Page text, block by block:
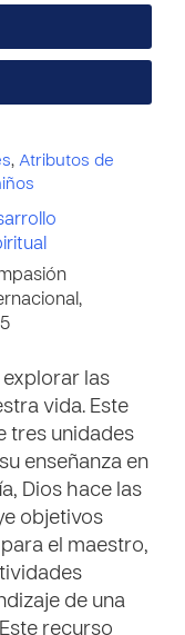
, Atributos de
explorar las
vida. Este
tres unidades
enseñanza en
Dios hace las
objetivos
el maestro,
de una
recurso